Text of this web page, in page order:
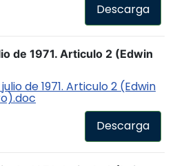
Descarga
de 1971. Articulo 2 (Edwin
de 1971. Articulo 2 (Edwin
Descarga